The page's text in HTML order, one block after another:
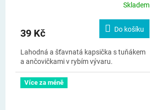
Skladem
39 Kč Do košíku
Lahodná a šťavnatá kapsička s tuňákem
a ančovičkami v rybím vývaru.
Více za méně